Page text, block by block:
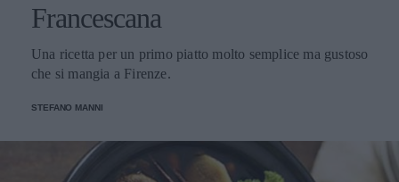
Francescana
Una ricetta per un primo piatto molto semplice ma gustoso
che si mangia a Firenze.
STEFANO MANNI